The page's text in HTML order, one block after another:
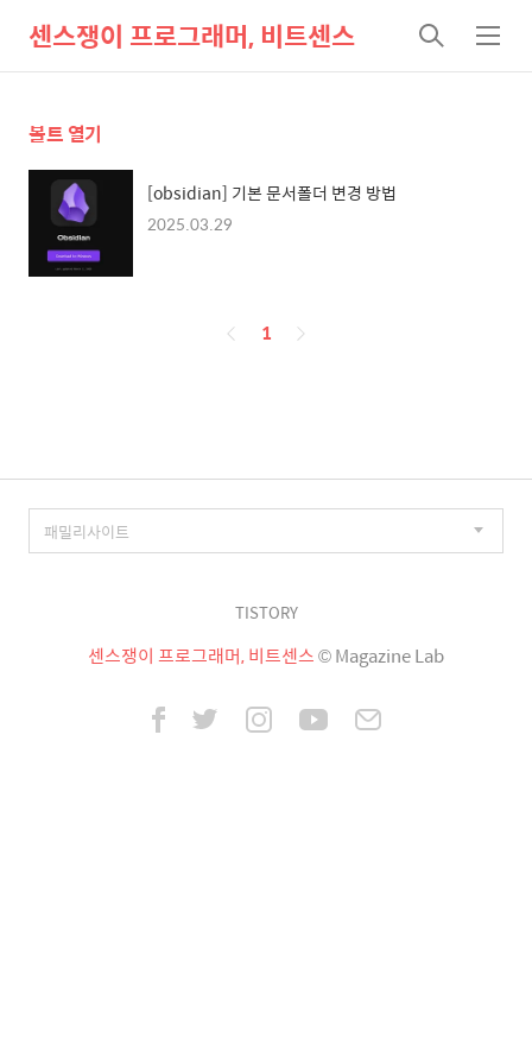
센스쟁이 프로그래머, 비트센스
검
색
메
뉴
볼트 열기
[obsidian] 기본 문서폴더 변경 방법
2025.03.29
페
1
TISTORY
센스쟁이 프로그래머, 비트센스© Magazine Lab